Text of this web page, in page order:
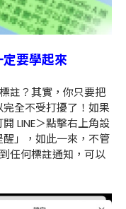
定要學起來
註？其實，你只要把
完全不受打擾了！如果
LINE＞點擊右上角設
」，如此一來，不管
任何標註通知，可以